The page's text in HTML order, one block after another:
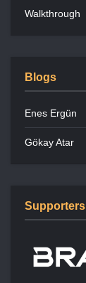
Walkthrough
Blogs
Enes Ergün
Gökay Atar
Supporters